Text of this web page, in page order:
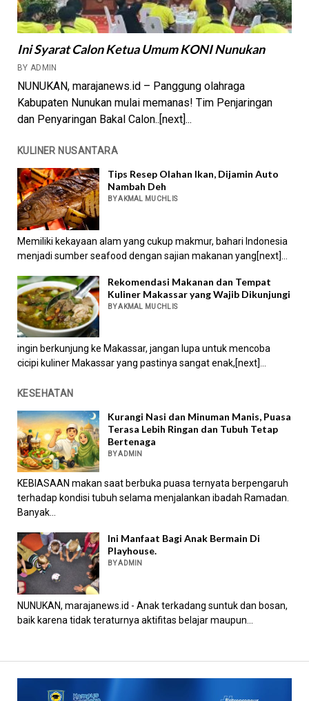
Ini Syarat Calon Ketua Umum KONI Nunukan
BY ADMIN
NUNUKAN, marajanews.id – Panggung olahraga
Kabupaten Nunukan mulai memanas! Tim Penjaringan
dan Penyaringan Bakal Calon..[next]...
KULINER NUSANTARA
Tips Resep Olahan Ikan, Dijamin Auto
Nambah Deh
BY AKMAL MUCHLIS
Memiliki kekayaan alam yang cukup makmur, bahari Indonesia
menjadi sumber seafood dengan sajian makanan yang[next]...
Rekomendasi Makanan dan Tempat
Kuliner Makassar yang Wajib Dikunjungi
BY AKMAL MUCHLIS
ingin berkunjung ke Makassar, jangan lupa untuk mencoba
cicipi kuliner Makassar yang pastinya sangat enak,[next]...
KESEHATAN
Kurangi Nasi dan Minuman Manis, Puasa
Terasa Lebih Ringan dan Tubuh Tetap
Bertenaga
BY ADMIN
KEBIASAAN makan saat berbuka puasa ternyata berpengaruh
terhadap kondisi tubuh selama menjalankan ibadah Ramadan.
Banyak...
Ini Manfaat Bagi Anak Bermain Di
Playhouse.
BY ADMIN
NUNUKAN, marajanews.id - Anak terkadang suntuk dan bosan,
baik karena tidak teraturnya aktifitas belajar maupun...